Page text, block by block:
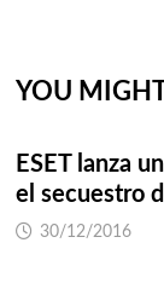
YOU
ESET lanza
el secuestro
30/12/2016